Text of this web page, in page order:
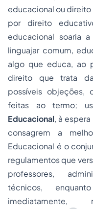
educacional ou
por direito
educacional soaria
linguajar comum,
algo que educa, ao
direito que trata
possíveis objeções,
feitas ao termo;
Educacional, à
consagrem a
Educacional é o
regulamentos que
professores,
técnicos,